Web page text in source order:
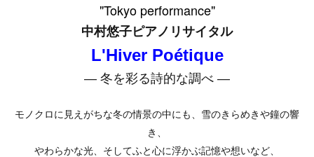
"Tokyo performance"
中村悠子ピアノリサイタル
L'Hiver Poétique
― 冬を彩る詩的な調べ ―
モノクロに見えがちな冬の情景の中にも、
雪のきらめきや鐘の響
き、
やわらかな光、 そしてふと心に浮かぶ記憶や想いなど、